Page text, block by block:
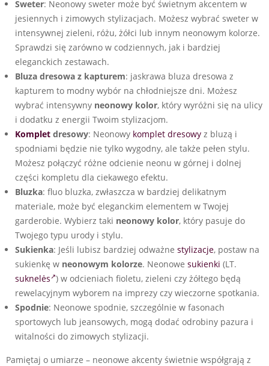
Sweter: Neonowy sweter może być świetnym akcentem w
jesiennych i zimowych stylizacjach. Możesz wybrać sweter w
intensywnej zieleni, różu, żółci lub innym neonowym kolorze.
Sprawdzi się zarówno w codziennych, jak i bardziej
eleganckich zestawach.
Bluza dresowa z kapturem: jaskrawa bluza dresowa z
kapturem to modny wybór na chłodniejsze dni. Możesz
wybrać intensywny neonowy kolor, który wyróżni się na ulicy
i dodatku z energii Twoim stylizacjom.
Komplet dresowy: Neonowy komplet dresowy z bluzą i
spodniami będzie nie tylko wygodny, ale także pełen stylu.
Możesz połączyć różne odcienie neonu w górnej i dolnej
części kompletu dla ciekawego efektu.
Bluzka: fluo bluzka, zwłaszcza w bardziej delikatnym
materiale, może być eleganckim elementem w Twojej
garderobie. Wybierz taki neonowy kolor, który pasuje do
Twojego typu urody i stylu.
Sukienka: Jeśli lubisz bardziej odważne stylizacje, postaw na
sukienkę w neonowym kolorze. Neonowe sukienki (LT.
suknelės ) w odcieniach fioletu, zieleni czy żółtego będą
rewelacyjnym wyborem na imprezy czy wieczorne spotkania.
Spodnie: Neonowe spodnie, szczególnie w fasonach
sportowych lub jeansowych, mogą dodać odrobiny pazura i
witalności do zimowych stylizacji.
Pamiętaj o umiarze – neonowe akcenty świetnie współgrają z